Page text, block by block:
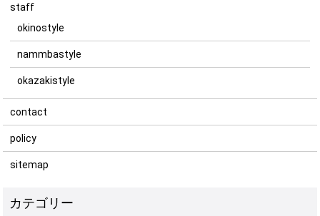
staff
okinostyle
nammbastyle
okazakistyle
contact
policy
sitemap